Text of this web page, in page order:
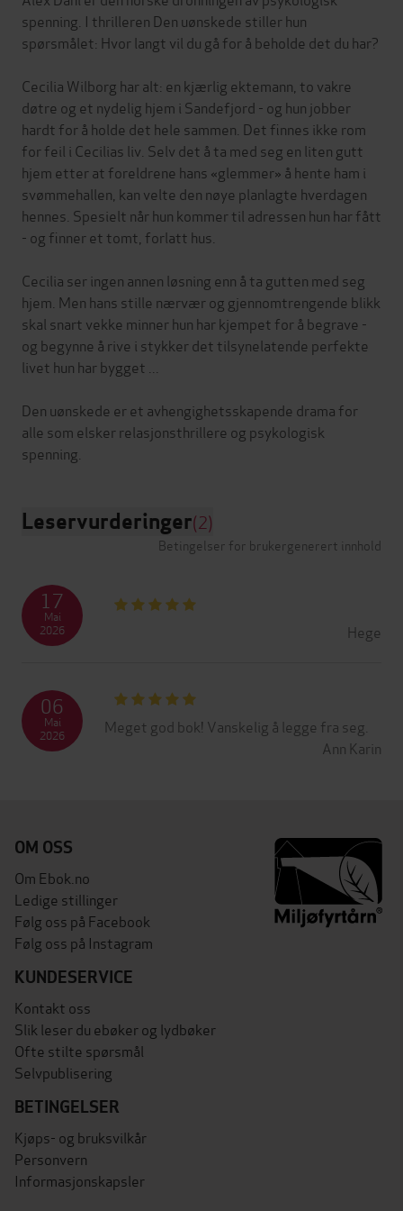
spenning. I thrilleren Den uønskede stiller hun
spørsmålet: Hvor langt vil du gå for å beholde det du har?
Cecilia Wilborg har alt: en kjærlig ektemann, to vakre
døtre og et nydelig hjem i Sandefjord - og hun jobber
hardt for å holde det hele sammen. Det finnes ikke rom
for feil i Cecilias liv. Selv det å ta med seg en liten gutt
hjem etter at foreldrene hans «glemmer» å hente ham i
svømmehallen, kan velte den nøye planlagte hverdagen
hennes. Spesielt når hun kommer til adressen hun har fått
- og finner et tomt, forlatt hus.
Cecilia ser ingen annen løsning enn å ta gutten med seg
hjem. Men hans stille nærvær og gjennomtrengende blikk
skal snart vekke minner hun har kjempet for å begrave -
og begynne å rive i stykker det tilsynelatende perfekte
livet hun har bygget ...
Den uønskede er et avhengighetsskapende drama for
alle som elsker relasjonsthrillere og psykologisk
Leservurderinger(2)
Betingelser for brukergenerert innhold
Hege
17
Mai
2026
Meget god bok! Vanskelig å legge fra seg.
Ann Karin
06
Mai
2026
OM OSS
Om Ebok.no
Ledige stillinger
Følg oss på Facebook
Følg oss på Instagram
KUNDESERVICE
Kontakt oss
Slik leser du ebøker og lydbøker
Ofte stilte spørsmål
Selvpublisering
BETINGELSER
Kjøps- og bruksvilkår
Personvern
Informasjonskapsler